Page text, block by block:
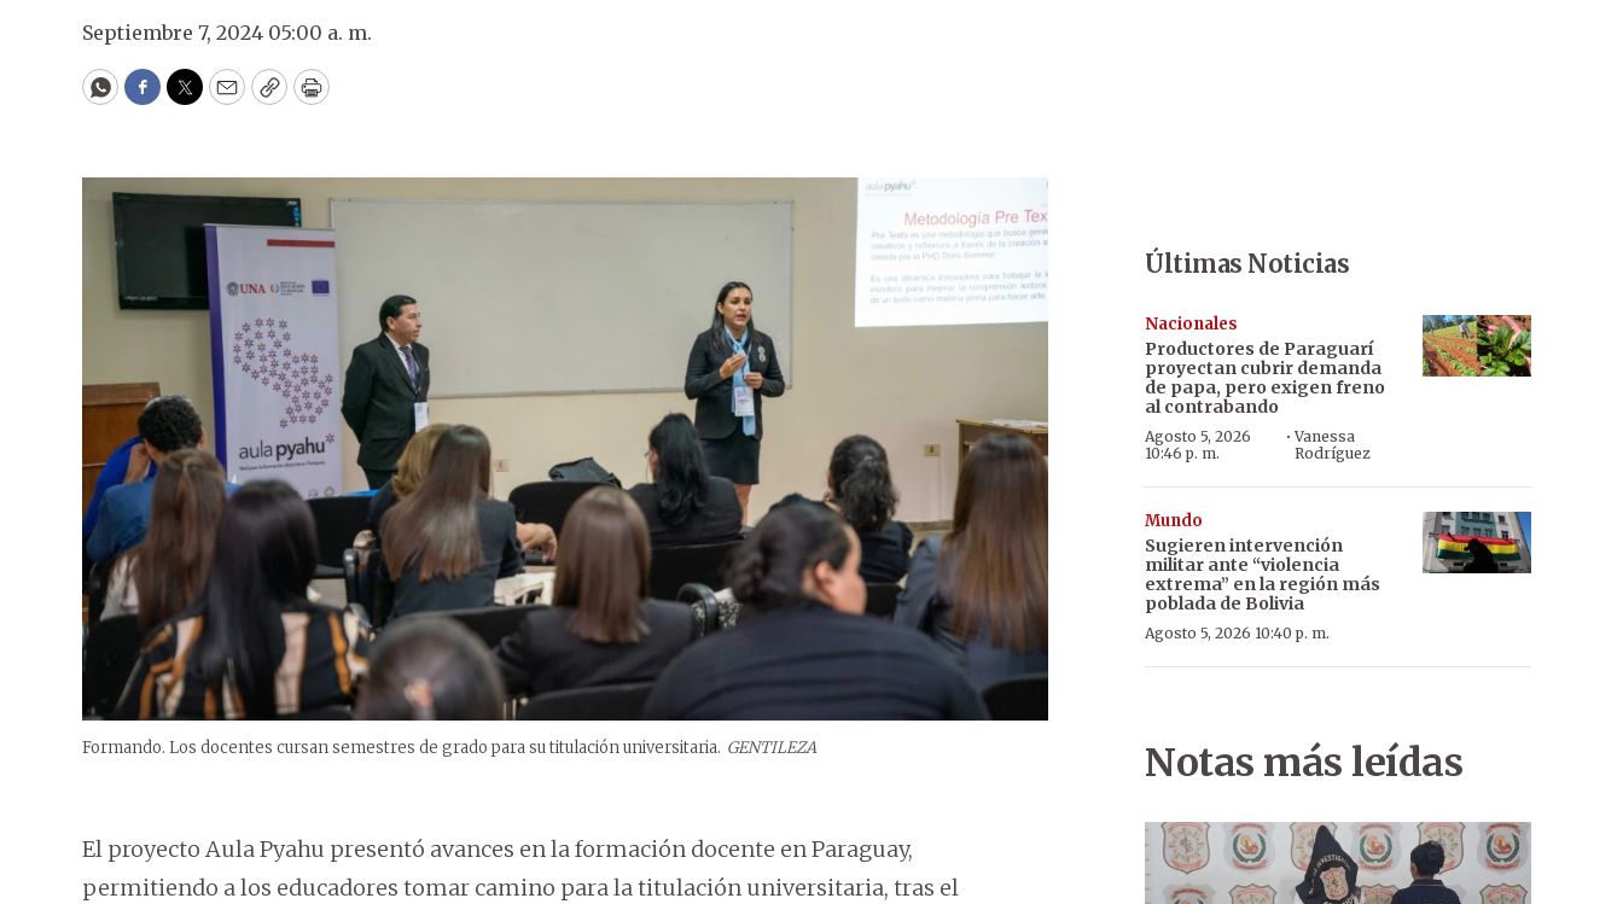
Septiembre 7, 2024 05:00 a. m.
WhatsApp
Facebook
Twitter
EmailCopyPrint
Formando. Los docentes cursan semestres de grado para su titulación universitaria. GENTILEZA
El proyecto Aula Pyahu presentó avances en la formación docente en Paraguay,
permitiendo a los educadores tomar camino para la titulación universitaria, tras el
Últimas Noticias
Nacionales
Productores de Paraguarí
proyectan cubrir demanda
de papa, pero exigen freno
al contrabando
Agosto 5, 2026
10:46 p. m.
·Vanessa
Rodríguez
Mundo
Sugieren intervención
militar ante “violencia
extrema” en la región más
poblada de Bolivia
Agosto 5, 2026 10:40 p. m.
Notas más leídas